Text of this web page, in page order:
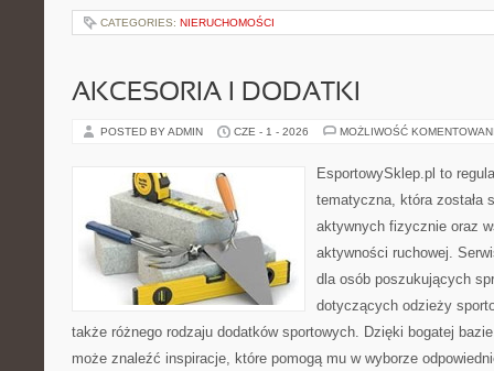
CATEGORIES: NIERUCHOMOŚCI
AKCESORIA I DODATKI
POSTED BY ADMIN CZE - 1 - 2026 MOŻLIWOŚĆ
EsportowySklep.pl to
tematyczna, która została
aktywnych fizycznie oraz
aktywności ruchowej.
dla osób poszukujących
dotyczących odzieży
także różnego rodzaju dodatków sportowych. Dzięki bogatej
może znaleźć inspiracje, które pomogą mu w wyborze